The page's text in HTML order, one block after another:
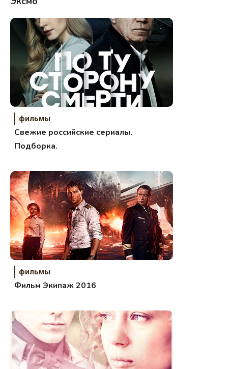
фильмы
Свежие российские сериалы.
Подборка.
фильмы
Фильм Экипаж 2016